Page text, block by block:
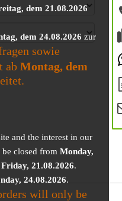
dem 21.08.2026
dem 24.08.2026 zur
sowie
abMontag, dem
and the interest in our
closed fromMonday,
Friday, 21.08.2026.
24.08.2026.
will only be